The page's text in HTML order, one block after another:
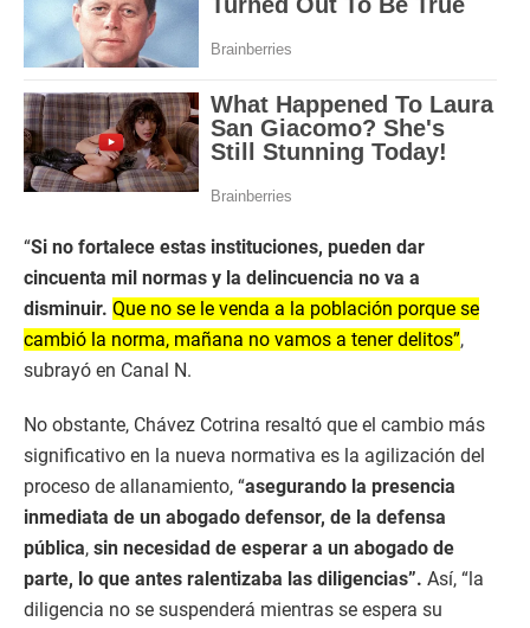
“Si no fortalece estas instituciones, pueden dar
cincuenta mil normas y la delincuencia no va a
disminuir. Que no se le venda a la población porque se
cambió la norma, mañana no vamos a tener delitos”,
subrayó en Canal N.
No obstante, Chávez Cotrina resaltó que el cambio más
significativo en la nueva normativa es la agilización del
proceso de allanamiento, “asegurando la presencia
inmediata de un abogado defensor, de la defensa
pública, sin necesidad de esperar a un abogado de
parte, lo que antes ralentizaba las diligencias”. Así, “la
diligencia no se suspenderá mientras se espera su